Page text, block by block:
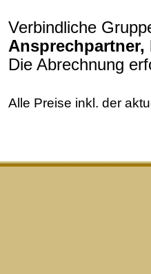
Verbindliche
Die Abrechnung
Alle Preise inkl. der